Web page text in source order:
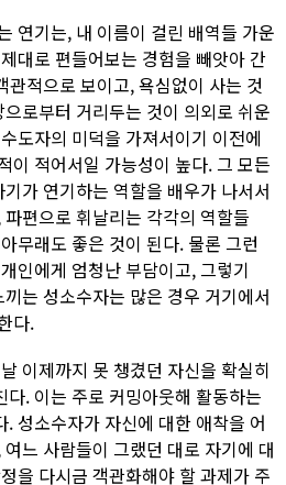
연기는, 내 이름이 걸린 배역들 가운
대로 편들어보는 경험을 빼앗아 간
관적으로 보이고, 욕심없이 사는 것
로부터 거리두는 것이 의외로 쉬운
도자의 미덕을 가져서이기 이전에
이 적어서일 가능성이 높다. 그 모든
가 연기하는 역할을 배우가 나서서
편으로 휘날리는 각각의 역할들
무래도 좋은 것이 된다. 물론 그런
인에게 엄청난 부담이고, 그렇기
는 성소수자는 많은 경우 거기에서
다.
이제까지 못 챙겼던 자신을 확실히
. 이는 주로 커밍아웃해 활동하는
성소수자가 자신에 대한 애착을 어
느 사람들이 그랬던 대로 자기에 대
을 다시금 객관화해야 할 과제가 주